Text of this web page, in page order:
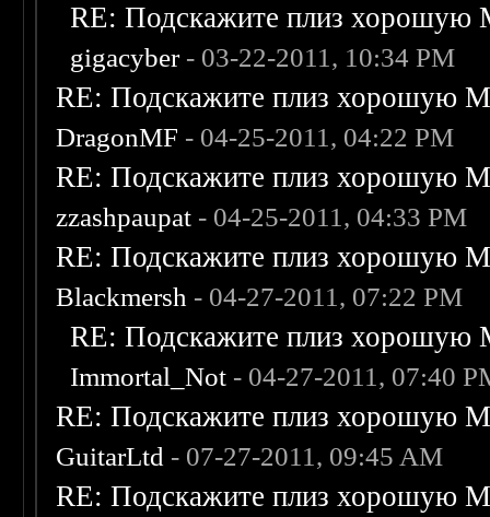
RE: Подскажите плиз хорошую
gigacyber- 03-22-2011, 10:34 PM
RE: Подскажите плиз хорошую
DragonMF - 04-25-2011, 04:22 PM
RE: Подскажите плиз хорошую
zzashpaupat - 04-25-2011, 04:33 PM
RE: Подскажите плиз хорошую
Blackmersh - 04-27-2011, 07:22 PM
RE: Подскажите плиз хорошую
Immortal_Not - 04-27-2011, 07:40
RE: Подскажите плиз хорошую
GuitarLtd - 07-27-2011, 09:45 AM
RE: Подскажите плиз хорошую